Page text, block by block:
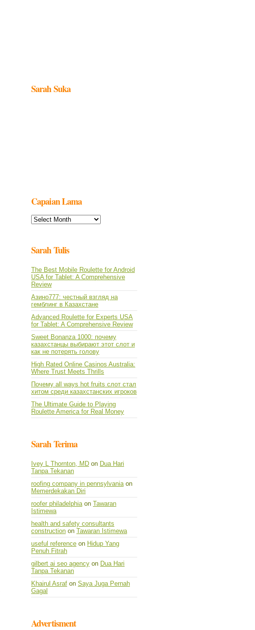
Sarah Suka
Capaian Lama
Capaian
Lama
Sarah Tulis
The Best Mobile Roulette for Android
USA for Tablet: A Comprehensive
Review
Азино777: честный взгляд на
гемблинг в Казахстане
Advanced Roulette for Experts USA
for Tablet: A Comprehensive Review
Sweet Bonanza 1000: почему
казахстанцы выбирают этот слот и
как не потерять голову
High Rated Online Casinos Australia:
Where Trust Meets Thrills
Почему all ways hot fruits слот стал
хитом среди казахстанских игроков
The Ultimate Guide to Playing
Roulette America for Real Money
Sarah Terima
Ivey L Thornton, MD on Dua Hari
Tanpa Tekanan
roofing company in pennsylvaniaon
Memerdekakan Diri
roofer philadelphiaon Tawaran
Istimewa
health and safety consultants
construction on Tawaran Istimewa
useful reference on Hidup Yang
Penuh Fitrah
gilbert ai seo agency on Dua Hari
Tanpa Tekanan
Khairul Asraf on Saya Juga Pernah
Gagal
Advertisment